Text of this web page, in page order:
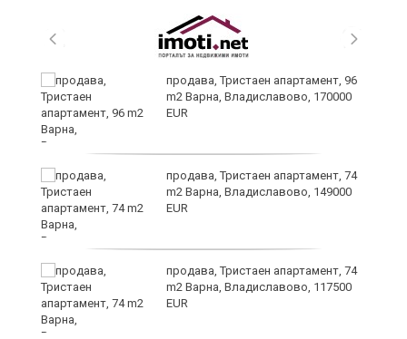
продава, Тристаен апартамент, 96
m2 Варна, Владиславово, 170000
EUR
продава, Тристаен апартамент, 74
m2 Варна, Владиславово, 149000
EUR
продава, Тристаен апартамент, 74
m2 Варна, Владиславово, 117500
EUR